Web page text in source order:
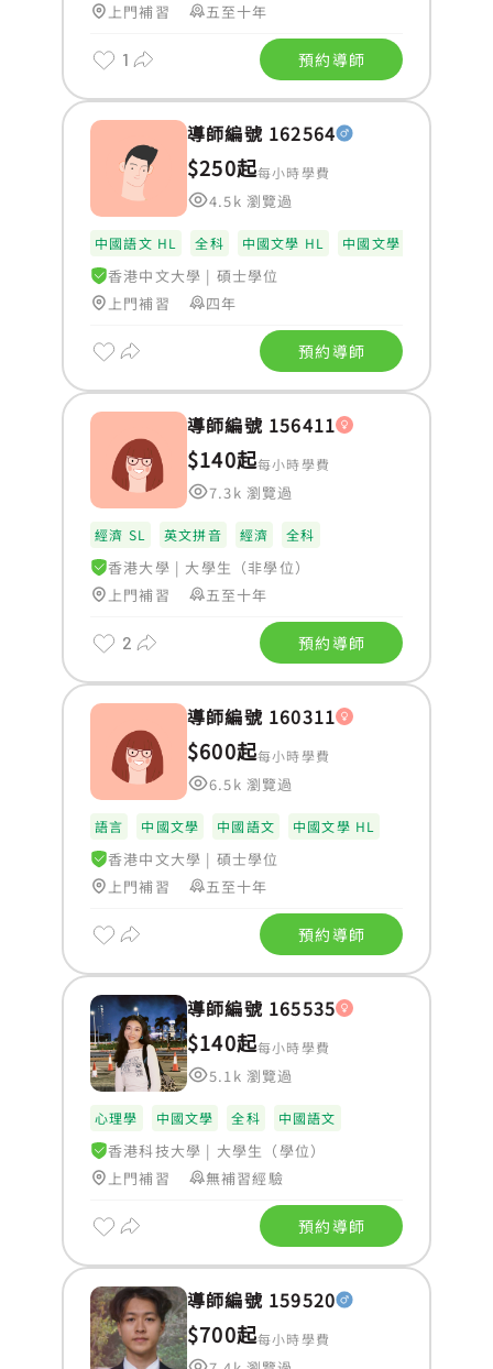
上門補習
五至十年
1 預約導師
導師編號 162564
$250起每小時學費
4.5k 瀏覽過
中國語文 HL 全科 中國文學 HL 中國文學 SL
香港中文大學 | 碩士學位
上門補習
四年
預約導師
導師編號 156411
$140起每小時學費
7.3k 瀏覽過
經濟 SL 英文拼音 經濟 全科
香港大學 | 大學生（非學位）
上門補習
五至十年
2 預約導師
導師編號 160311
$600起每小時學費
6.5k 瀏覽過
語言 中國文學 中國語文 中國文學 HL
香港中文大學 | 碩士學位
上門補習
五至十年
預約導師
導師編號 165535
$140起每小時學費
5.1k 瀏覽過
心理學 中國文學 全科 中國語文
香港科技大學 | 大學生（學位）
上門補習
無補習經驗
預約導師
導師編號 159520
$700起每小時學費